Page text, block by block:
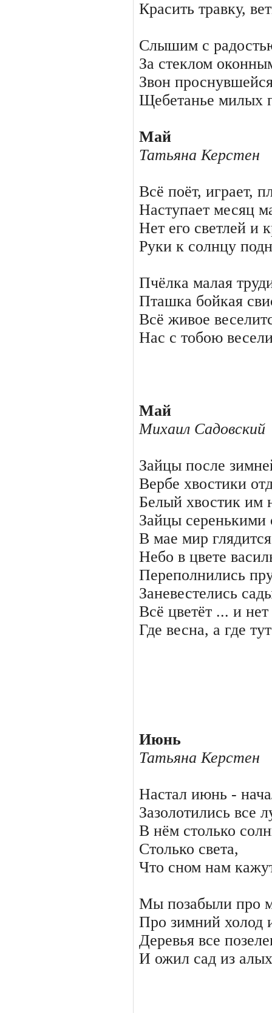
Красить травку,
Слышим с
За стеклом
Звон
Щебетанье милых
Май
Татьяна Керстен
Всё поёт, играет,
Наступает месяц
Нет его светлей и
Руки к солнцу
Пчёлка малая
Пташка бойкая
Всё живое
Нас с тобою
Май
Михаил Садовский
Зайцы после
Вербе хвостики
Белый хвостик им
Зайцы серенькими
В мае мир
Небо в цвете
Переполнились
Заневестелись
Всё цветёт ... и нет
Где весна, а где
Июнь
Татьяна Керстен
Настал июнь -
Зазолотились все
В нём столько
Столько света,
Что сном нам
Мы позабыли про
Про зимний холод
Деревья все
И ожил сад из